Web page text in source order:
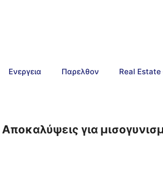
Ενεργεια Παρελθον Real Estate
για